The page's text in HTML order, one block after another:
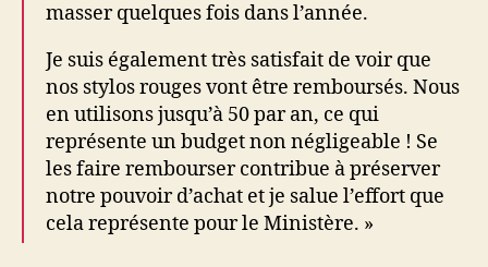
masser quelques fois dans l’année.
Je suis également très satisfait de voir que
nos stylos rouges vont être remboursés. Nous
en utilisons jusqu’à 50 par an, ce qui
représente un budget non négligeable ! Se
les faire rembourser contribue à préserver
notre pouvoir d’achat et je salue l’effort que
cela représente pour le Ministère. »